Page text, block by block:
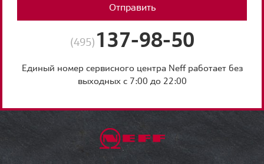
Отправить
(495) 137-98-50
Единый номер сервисного центра Neff работает без
выходных с 7:00 до 22:00